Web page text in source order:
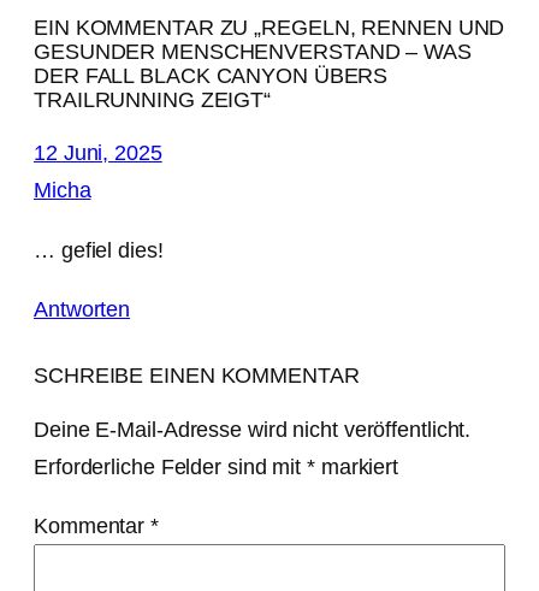
EIN KOMMENTAR ZU „REGELN, RENNEN UND
GESUNDER MENSCHENVERSTAND – WAS
DER FALL BLACK CANYON ÜBERS
TRAILRUNNING ZEIGT“
12 Juni, 2025
Micha
… gefiel dies!
Antworten
SCHREIBE EINEN KOMMENTAR
Deine E-Mail-Adresse wird nicht veröffentlicht.
Erforderliche Felder sind mit *markiert
Kommentar*